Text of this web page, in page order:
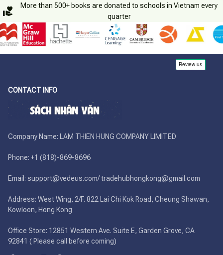
More than 500+ books are donated to schools in Vietnam every
quarter
CONTACT INFO
Company Name: LAM THIEN HUNG COMPANY LIMITED
Phone: +1 (818)-869-8696
Email: support@vedeus.com/ tradehubhongkong@gmail.com
Address: West Wing, 2/F. 822 Lai Chi Kok Road, Cheung Shawan,
Kowloon, Hong Kong
Office Store: 12851 Western Ave. Suite E, Garden Grove, CA
92841 ( Please call before coming)